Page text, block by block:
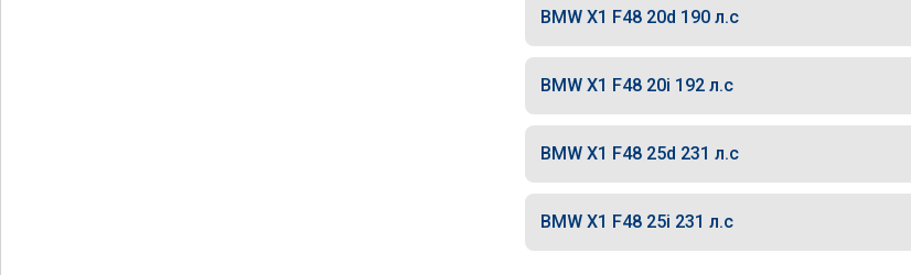
BMW X1 F48 20d 190 л.с
BMW X1 F48 20i 192 л.с
BMW X1 F48 25d 231 л.с
BMW X1 F48 25i 231 л.с